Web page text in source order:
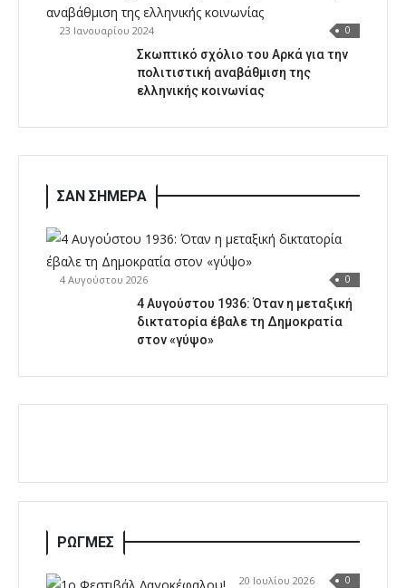
23 Ιανουαρίου 2024 0
Σκωπτικό σχόλιο του Αρκά για την
πολιτιστική αναβάθμιση της
ελληνικής κοινωνίας
ΣΑΝ ΣΗΜΕΡΑ
4 Αυγούστου 2026 0
4 Αυγούστου 1936: Όταν η μεταξική
δικτατορία έβαλε τη Δημοκρατία
στον «γύψο»
ΡΩΓΜΕΣ
20 Ιουλίου 2026 0